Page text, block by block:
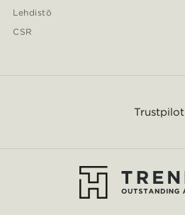
Lehdistö
CSR
Trustpilot